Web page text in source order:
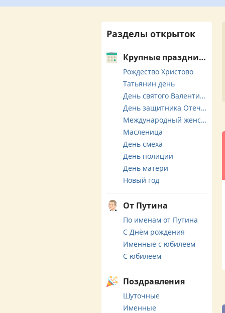
Разделы открыток
Крупные праздники
Рождество Христово
Татьянин день
День святого Валентина
День защитника Отечества
Международный женский день
Масленица
День смеха
День полиции
День матери
Новый год
От Путина
По именам от Путина
С Днём рождения
Именные с юбилеем
С юбилеем
Поздравления
Шуточные
Именные